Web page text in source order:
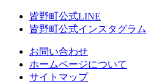
皆野町公式LINE
皆野町公式インスタグラム
お問い合わせ
ホームページについて
サイトマップ